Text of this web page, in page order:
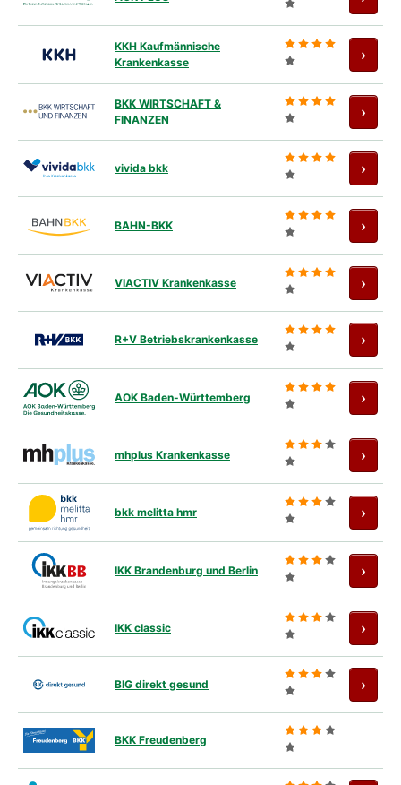
KKH Kaufmännische
Krankenkasse
›
BKK WIRTSCHAFT &
FINANZEN
›
vivida bkk ›
BAHN-BKK ›
VIACTIV Krankenkasse ›
R+V Betriebskrankenkasse ›
AOK Baden-Württemberg ›
mhplus Krankenkasse ›
bkk melitta hmr ›
IKK Brandenburg und Berlin ›
IKK classic ›
BIG direkt gesund ›
BKK Freudenberg